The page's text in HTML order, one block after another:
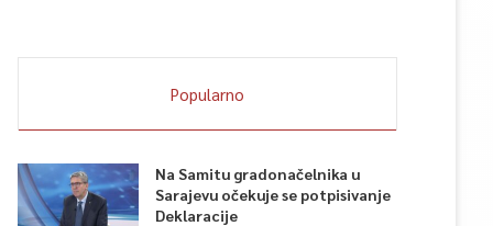
Popularno
Na Samitu gradonačelnika u
Sarajevu očekuje se potpisivanje
Deklaracije